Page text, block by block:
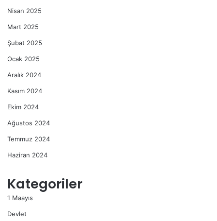
Nisan 2025
Mart 2025
Şubat 2025
Ocak 2025
Aralık 2024
Kasım 2024
Ekim 2024
Ağustos 2024
Temmuz 2024
Haziran 2024
Kategoriler
1 Maayıs
Devlet